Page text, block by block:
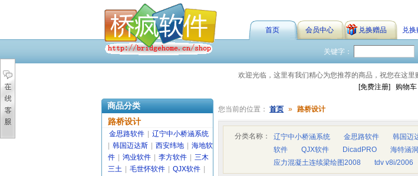
首页 会员中心 兑换赠品 兑
关键字：
欢迎光临，这里有我们精心为您推荐的商品，祝您在这
[免费注册]
购物车
商品分类
路桥设计
金思路软件
辽宁中小桥涵系统
韩国迈达斯 西安纬地
海地软
件
鸿业软件 李方软件
三木
三土
毛世怀软件 QJX软件
您当前的位置： 首页 » 路桥设计
分类名称： 辽宁中小桥涵系统 金思路软件 韩国迈
软件
QJX软件 DicadPRO 海特涵洞
应力混凝土连续梁绘图2008
tdv v8i/2006